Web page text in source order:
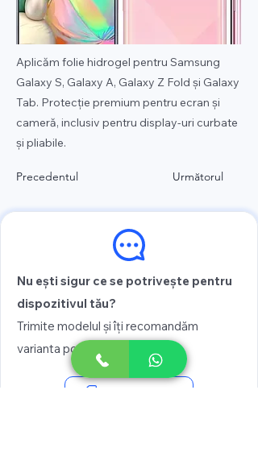
Aplicăm folie hidrogel pentru Samsung
Galaxy S, Galaxy A, Galaxy Z Fold și Galaxy
Tab. Protecție premium pentru ecran și
cameră, inclusiv pentru display-uri curbate
și pliabile.
Precedentul Următorul
Nu ești sigur ce se potrivește pentru
dispozitivul tău?
Trimite modelul și îți recomandăm
varianta potrivită